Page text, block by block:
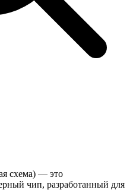
схема) — это
чип, разработанный для